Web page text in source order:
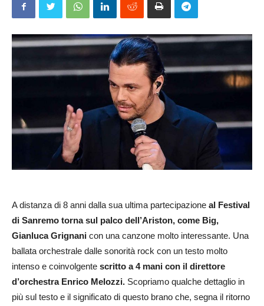
A distanza di 8 anni dalla sua ultima partecipazione al Festival
di Sanremo torna sul palco dell’Ariston, come Big,
Gianluca Grignani con una canzone molto interessante. Una
ballata orchestrale dalle sonorità rock con un testo molto
intenso e coinvolgente scritto a 4 mani con il direttore
d’orchestra Enrico Melozzi. Scopriamo qualche dettaglio in
più sul testo e il significato di questo brano che, segna il ritorno